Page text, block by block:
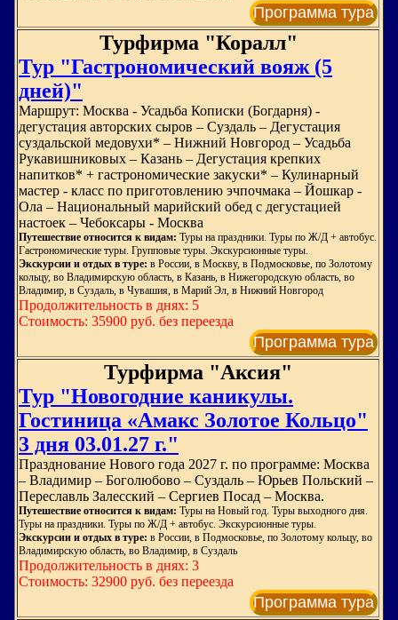
Программа тура
Турфирма "Коралл"
Тур "Гастрономический вояж (5
дней)"
Маршрут: Москва - Усадьба Кописки (Богдарня) -
дегустация авторских сыров – Суздаль – Дегустация
суздальской медовухи* – Нижний Новгород – Усадьба
Рукавишниковых – Казань – Дегустация крепких
напитков* + гастрономические закуски* – Кулинарный
мастер - класс по приготовлению эчпочмака – Йошкар -
Ола – Национальный марийский обед с дегустацией
настоек – Чебоксары - Москва
Путешествие относится к видам: Туры на праздники. Туры по Ж/Д + автобус.
Гастрономические туры. Групповые туры. Экскурсионные туры.
Экскурсии и отдых в туре: в России, в Москву, в Подмосковье, по Золотому
кольцу, во Владимирскую область, в Казань, в Нижегородскую область, во
Владимир, в Суздаль, в Чувашия, в Марий Эл, в Нижний Новгород
Продолжительность в днях: 5
Стоимость: 35900 руб. без переезда
Программа тура
Турфирма "Аксия"
Тур "Новогодние каникулы.
Гостиница «Амакс Золотое Кольцо"
3 дня 03.01.27 г."
Празднование Нового года 2027 г. по программе: Москва
– Владимир – Боголюбово – Суздаль – Юрьев Польский –
Переславль Залесский – Сергиев Посад – Москва.
Путешествие относится к видам: Туры на Новый год. Туры выходного дня.
Туры на праздники. Туры по Ж/Д + автобус. Экскурсионные туры.
Экскурсии и отдых в туре: в России, в Подмосковье, по Золотому кольцу, во
Владимирскую область, во Владимир, в Суздаль
Продолжительность в днях: 3
Стоимость: 32900 руб. без переезда
Программа тура